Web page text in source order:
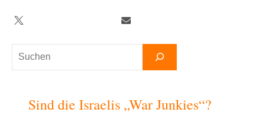
Suchen
Twitter
Sind die Israelis „War Junkies“?